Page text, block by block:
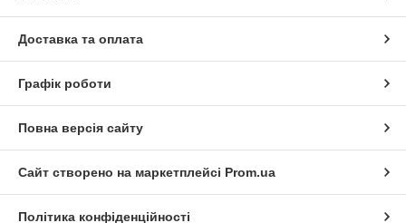
Доставка та оплата
Графік роботи
Повна версія сайту
Сайт створено на маркетплейсі Prom.ua
Політика конфіденційності